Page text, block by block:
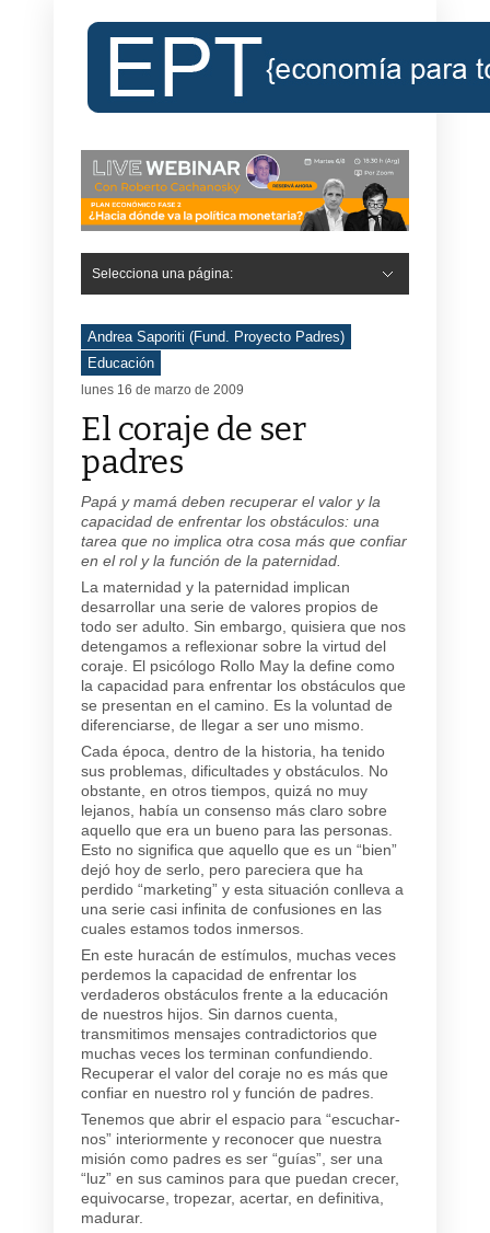
Selecciona una página:
Andrea Saporiti (Fund. Proyecto Padres)
Educación
lunes 16 de marzo de 2009
El coraje de ser
padres
Papá y mamá deben recuperar el valor y la
capacidad de enfrentar los obstáculos: una
tarea que no implica otra cosa más que confiar
en el rol y la función de la paternidad.
La maternidad y la paternidad implican
desarrollar una serie de valores propios de
todo ser adulto. Sin embargo, quisiera que nos
detengamos a reflexionar sobre la virtud del
coraje. El psicólogo Rollo May la define como
la capacidad para enfrentar los obstáculos que
se presentan en el camino. Es la voluntad de
diferenciarse, de llegar a ser uno mismo.
Cada época, dentro de la historia, ha tenido
sus problemas, dificultades y obstáculos. No
obstante, en otros tiempos, quizá no muy
lejanos, había un consenso más claro sobre
aquello que era un bueno para las personas.
Esto no significa que aquello que es un “bien”
dejó hoy de serlo, pero pareciera que ha
perdido “marketing” y esta situación conlleva a
una serie casi infinita de confusiones en las
cuales estamos todos inmersos.
En este huracán de estímulos, muchas veces
perdemos la capacidad de enfrentar los
verdaderos obstáculos frente a la educación
de nuestros hijos. Sin darnos cuenta,
transmitimos mensajes contradictorios que
muchas veces los terminan confundiendo.
Recuperar el valor del coraje no es más que
confiar en nuestro rol y función de padres.
Tenemos que abrir el espacio para “escuchar-
nos” interiormente y reconocer que nuestra
misión como padres es ser “guías”, ser una
“luz” en sus caminos para que puedan crecer,
equivocarse, tropezar, acertar, en definitiva,
madurar.